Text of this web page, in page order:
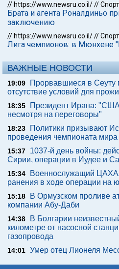
// https://www.newsru.co.il///Спорт
Брата и агента Роналдиньо
заключению
// https://www.newsru.co.il///Спорт
Лига чемпионов: в Мюнхене
ВАЖНЫЕ НОВОСТИ
19:09
Прорвавшиеся в Сеуту
отсутствие условий для
18:35
Президент Ирана:
несмотря на переговоры"
18:23
Политики призывают
проведения чемпионата
15:37
1037-й день войны:
Сирии, операции в Иудее и
15:34
Военнослужащий
ранения в ходе операции на
15:18
В Ормузском проливе
компании Абу-Даби
14:38
В Болгарии
километре от насосной
газопровода
14:01 Умер отец Лионеля